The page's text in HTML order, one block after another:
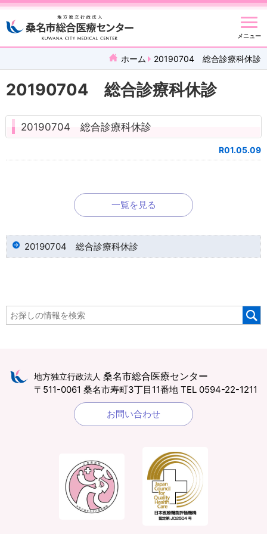
メニュー
ホーム 20190704 総合診療科休診
20190704 総合診療科休診
20190704 総合診療科休診
R01.05.09
一覧を見る
20190704 総合診療科休診
地方独立行政法人 桑名市総合医療センター
〒511-0061 桑名市寿町3丁目11番地 TEL 0594-22-1211
お問い合わせ